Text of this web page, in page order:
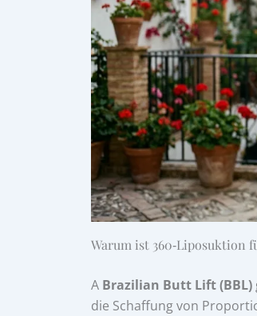
Warum ist 360‑Liposuktion
A Brazilian Butt Lift (BBL)
die Schaffung von